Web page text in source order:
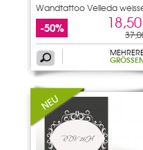
Wandtattoo Velleda
-50%
GRÖSSEN